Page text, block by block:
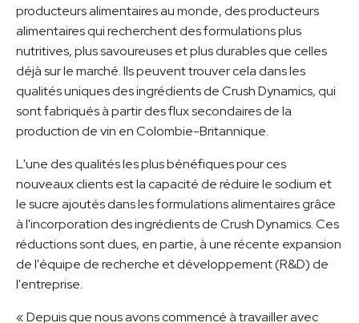
producteurs alimentaires au monde, des producteurs
alimentaires qui recherchent des formulations plus
nutritives, plus savoureuses et plus durables que celles
déjà sur le marché. Ils peuvent trouver cela dans les
qualités uniques des ingrédients de Crush Dynamics, qui
sont fabriqués à partir des flux secondaires de la
production de vin en Colombie-Britannique.
L'une des qualités les plus bénéfiques pour ces
nouveaux clients est la capacité de réduire le sodium et
le sucre ajoutés dans les formulations alimentaires grâce
à l'incorporation des ingrédients de Crush Dynamics. Ces
réductions sont dues, en partie, à une récente expansion
de l'équipe de recherche et développement (R&D) de
l'entreprise.
« Depuis que nous avons commencé à travailler avec